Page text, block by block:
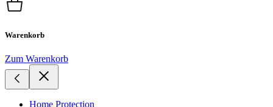
Warenkorb
Zum Warenkorb
Home Protection